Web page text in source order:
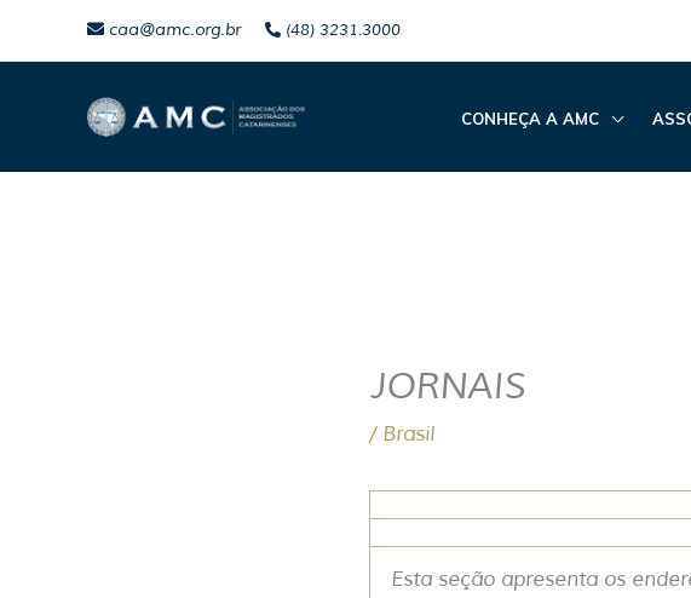
conteúdo
caa@amc.org.br (48) 3231.3000
CONHEÇA A AMC
JORNAIS
/ Brasil
Esta seção apresenta os